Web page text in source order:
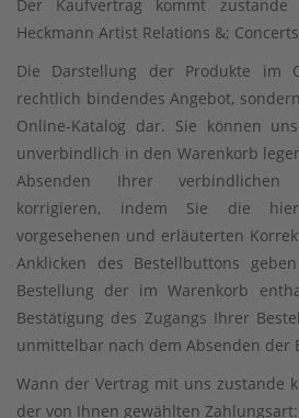
Der Kaufvertrag kommt zustande
Heckmann Artist Relations &;
Die Darstellung der Produkte im
rechtlich bindendes Angebot,
Online-Katalog dar. Sie können
unverbindlich in den Warenkorb
Absenden Ihrer verbindlichen
korrigieren, indem Sie die
vorgesehenen und erläuterten
Anklicken des Bestellbuttons
Bestellung der im Warenkorb
Bestätigung des Zugangs Ihrer
unmittelbar nach dem Absenden der
Wann der Vertrag mit uns zustande
der von Ihnen gewählten Zahlungsart: